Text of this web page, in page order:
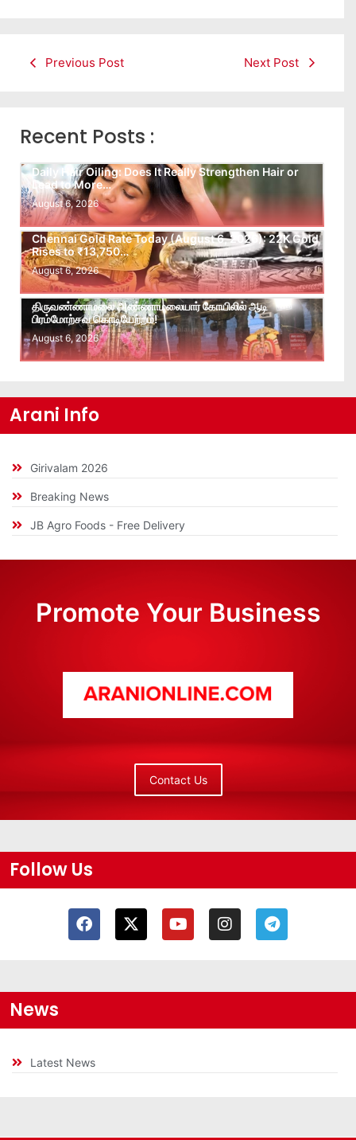
Previous Post Next Post
Recent Posts :
Daily Hair Oiling: Does It Really Strengthen Hair or
Lead to More…
August 6, 2026
Chennai Gold Rate Today (August 6, 2026): 22K Gold
Rises to ₹13,750…
August 6, 2026
திருவண்ணாமலை அண்ணாமலையார் கோயிலில் ஆடி
பிரம்மோற்சவ கொடியேற்றம்!
August 6, 2026
Arani Info
Girivalam 2026
Breaking News
JB Agro Foods - Free Delivery
Promote Your Business
Contact Us
Follow Us
News
Latest News